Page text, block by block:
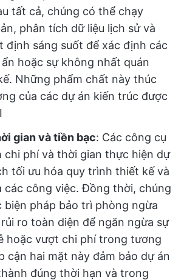
tất cả, chúng có thể chạy
phân tích dữ liệu lịch sử và
định sáng suốt để xác định các
hoặc sự không nhất quán
Những phẩm chất này thúc
của các dự án kiến trúc được
gian và tiền bạc: Các công cụ
chi phí và thời gian thực hiện dự
tối ưu hóa quy trình thiết kế và
các công việc. Đồng thời, chúng
biện pháp bảo trì phòng ngừa
ro toàn diện để ngăn ngừa sự
hoặc vượt chi phí trong tương
cận hai mặt này đảm bảo dự án
đúng thời hạn và trong